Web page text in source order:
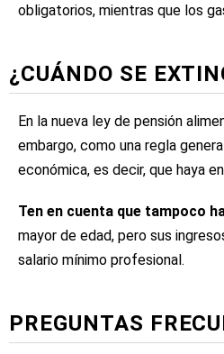
obligatorios, mientras que los
¿CUÁNDO SE
En la nueva ley de pensión
embargo, como una regla
económica, es decir, que haya
Ten en cuenta que tampoco
mayor de edad, pero sus
salario mínimo profesional.
PREGUNTAS